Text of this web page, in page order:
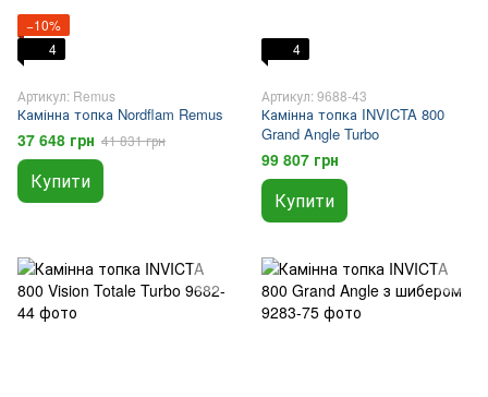
−10%
4
Артикул: Remus
Камінна топка Nordflam Remus
37 648 грн 41 831 грн
Купити
4
Артикул: 9688-43
Камінна топка INVICTA 800
Grand Angle Turbo
99 807 грн
Купити